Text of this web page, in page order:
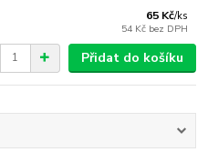
65 Kč/ks
54 Kč bez DPH
Přidat do košíku